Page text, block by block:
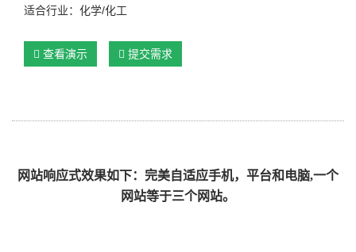
适合行业：化学/化工
查看演示 提交需求
网站响应式效果如下：完美自适应手机，平台和电脑,一个
网站等于三个网站。